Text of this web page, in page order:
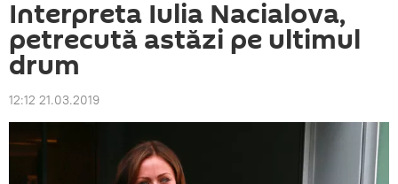
Interpreta Iulia Nacialova,
petrecută astăzi pe ultimul
drum
12:12 21.03.2019